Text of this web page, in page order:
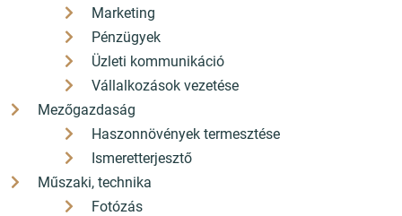
Marketing
Pénzügyek
Üzleti kommunikáció
Vállalkozások vezetése
Mezőgazdaság
Haszonnövények termesztése
Ismeretterjesztő
Műszaki, technika
Fotózás